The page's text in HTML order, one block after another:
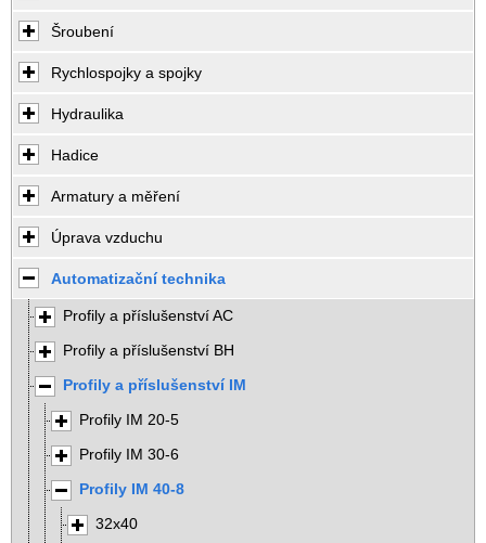
Šroubení
Rychlospojky a spojky
Hydraulika
Hadice
Armatury a měření
Úprava vzduchu
Automatizační technika
Profily a příslušenství AC
Profily a příslušenství BH
Profily a příslušenství IM
Profily IM 20-5
Profily IM 30-6
Profily IM 40-8
32x40